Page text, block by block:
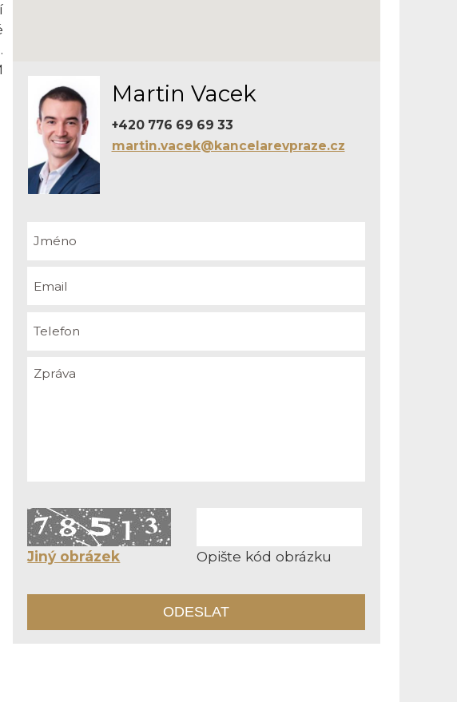
Martin Vacek
+420 776 69 69 33
martin.vacek@kancelarevpraze.cz
Jiný obrázek Opište kód obrázku